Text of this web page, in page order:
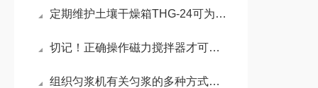
定期维护土壤干燥箱THG-24可为科研工作提供可靠支持
切记！正确操作磁力搅拌器才可确保实验顺利进行
组织匀浆机有关匀浆的多种方式介绍